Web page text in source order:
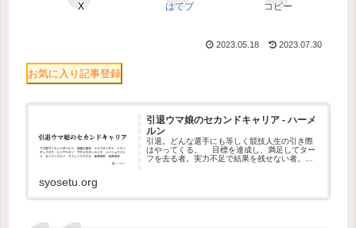
X はてブ コピー
2023.05.18 2023.07.30
お気に入り記事登録
引退ウマ娘のセカンドキャリア - ハーメ
ルン
引退。どんな選手にも等しく競技人生の引き際
はやってくる。 目標を達成し、満足してター
フを去る者。実力不足で結果を残せない者。ス
syosetu.org